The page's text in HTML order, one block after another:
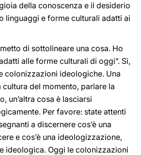
della conoscenza e il desiderio
linguaggi e forme culturali adatti ai
di sottolineare una cosa. Ho
alle forme culturali di oggi”. Sì,
colonizzazioni ideologiche. Una
cultura del momento, parlare la
un’altra cosa è lasciarsi
Per favore: state attenti
a discernere cos’è una
e cos’è una ideologizzazione,
ideologica. Oggi le colonizzazioni